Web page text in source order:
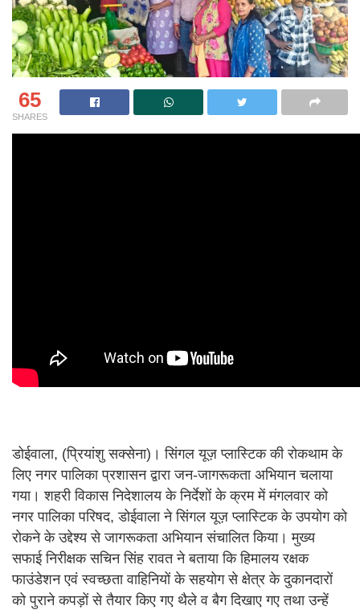
65
SHARES
डोईवाला, (प्रियांशु सक्सेना)। सिंगल यूज़ प्लास्टिक की रोकथाम के
लिए नगर पालिका प्रशासन द्वारा जन-जागरूकता अभियान चलाया
गया। शहरी विकास निदेशालय के निर्देशों के क्रम में मंगलवार को
नगर पालिका परिषद, डोईवाला ने सिंगल यूज़ प्लास्टिक के उपयोग को
रोकने के उद्देश्य से जागरूकता अभियान संचालित किया। मुख्य
सफाई निरीक्षक सचिन सिंह रावत ने बताया कि हिमालय रक्षक
फाउंडेशन एवं स्वच्छता वाहिनियों के सहयोग से क्षेत्र के दुकानदारों
को पुराने कपड़ों से तैयार किए गए थैले व बैग दिखाए गए तथा उन्हें